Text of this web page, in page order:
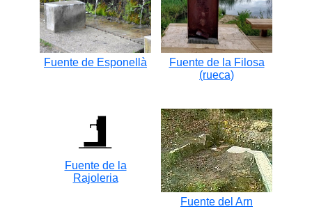
Fuente de Esponellà
Fuente de la Filosa
(rueca)
Fuente de la
Rajoleria
Fuente del Arn